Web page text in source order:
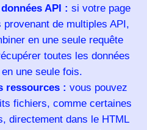
API : si votre page
de multiples API,
en une seule requête
toutes les données
une seule fois.
ressources : vous pouvez
fichiers, comme certaines
directement dans le HTML